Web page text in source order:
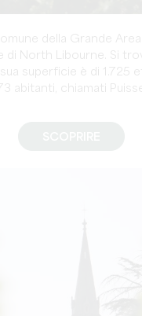
della Grande Area
North Libourne. Si
sua superficie è di 1.725
abitanti, chiamati